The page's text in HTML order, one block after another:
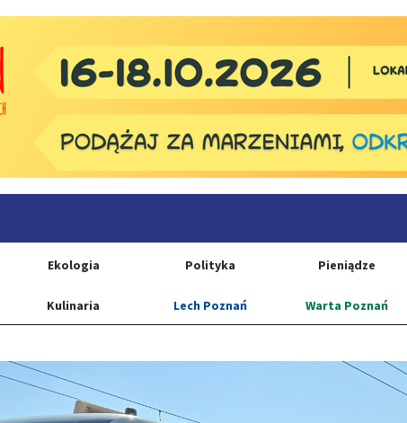
Ekologia Polityka Pieniądze
Kulinaria Lech Poznań Warta Poznań